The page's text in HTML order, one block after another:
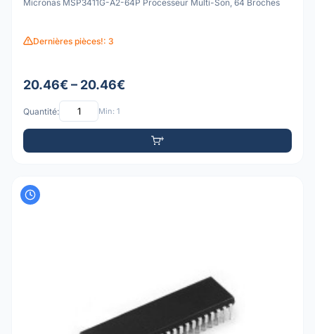
Micronas MSP3411G-A2-64P Processeur Multi-Son, 64 Broches
Dernières pièces!: 3
20.46€ – 20.46€
Quantité: Min: 1